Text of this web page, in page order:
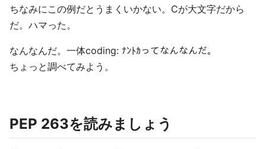
ちなみにこの例だとうまくいかない。Cが大文字だから
だ。ハマった。
なんなんだ。一体coding: ﾅﾝﾄｶってなんなんだ。
ちょっと調べてみよう。
PEP 263を読みましょう